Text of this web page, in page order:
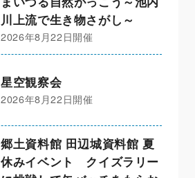
川上流で生き物さがし～
2026年8月22日開催
星空観察会
2026年8月22日開催
郷土資料館 田辺城資料館 夏
休みイベント クイズラリー